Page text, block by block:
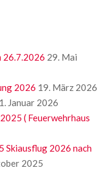
26.7.2026 29. Mai
2026 19. März 2026
Januar 2026
( Feuerwehrhaus
Skiausflug 2026 nach
2025